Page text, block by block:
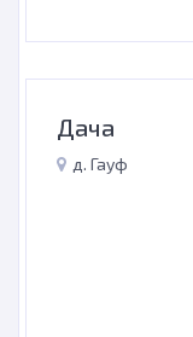
Дача
д. Гауф